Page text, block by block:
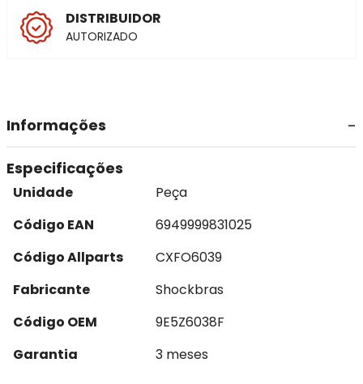
DISTRIBUIDOR
AUTORIZADO
Informações
Especificações
Unidade
Peça
Código EAN
6949999831025
Código Allparts
CXFO6039
Fabricante
Shockbras
Código OEM
9E5Z6038F
Garantia
3 meses